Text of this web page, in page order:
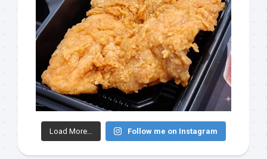
Load More... Follow me on Instagram